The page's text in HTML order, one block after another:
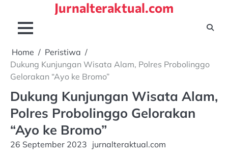
content
Jurnalteraktual.com
Home
Peristiwa
Dukung Kunjungan Wisata Alam, Polres Probolinggo
Gelorakan “Ayo ke Bromo”
Dukung Kunjungan Wisata Alam,
Polres Probolinggo Gelorakan
“Ayo ke Bromo”
26 September 2023 jurnalteraktual.com